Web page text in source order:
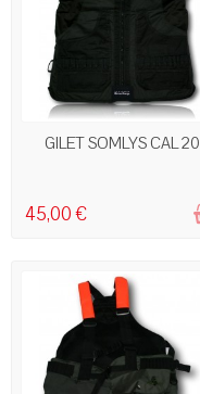
RUPTURE DE STOCK
GILET SOMLYS CAL 20
45,00 €